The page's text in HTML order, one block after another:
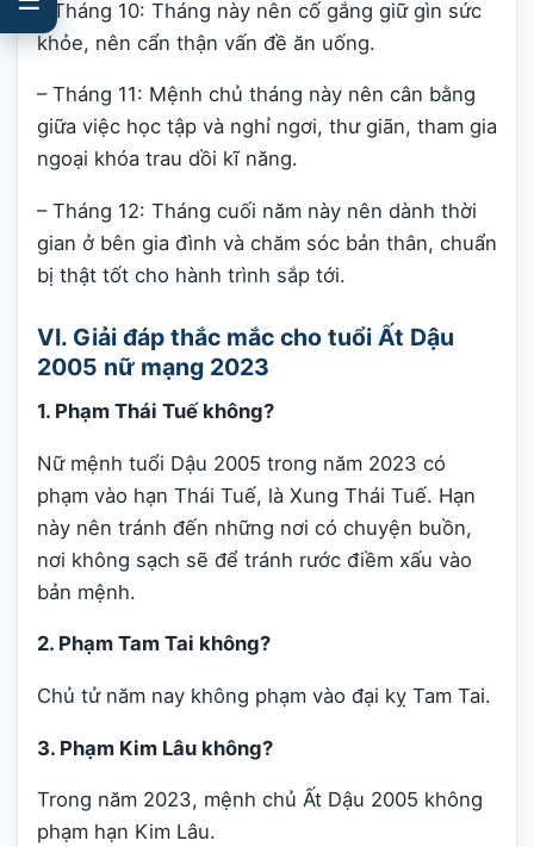
– Tháng 10: Tháng này nên cố gắng giữ gìn sức
khỏe, nên cẩn thận vấn đề ăn uống.
– Tháng 11: Mệnh chủ tháng này nên cân bằng
giữa việc học tập và nghỉ ngơi, thư giãn, tham gia
ngoại khóa trau dồi kĩ năng.
– Tháng 12: Tháng cuối năm này nên dành thời
gian ở bên gia đình và chăm sóc bản thân, chuẩn
bị thật tốt cho hành trình sắp tới.
VI. Giải đáp thắc mắc cho tuổi Ất Dậu
2005 nữ mạng 2023
1. Phạm Thái Tuế không?
Nữ mệnh tuổi Dậu 2005 trong năm 2023 có
phạm vào hạn Thái Tuế, là Xung Thái Tuế. Hạn
này nên tránh đến những nơi có chuyện buồn,
nơi không sạch sẽ để tránh rước điềm xấu vào
bản mệnh.
2. Phạm Tam Tai không?
Chủ tử năm nay không phạm vào đại kỵ Tam Tai.
3. Phạm Kim Lâu không?
Trong năm 2023, mệnh chủ Ất Dậu 2005 không
phạm hạn Kim Lâu.